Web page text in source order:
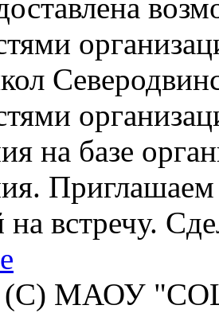
на базе
на встречу.
(C) МАОУ